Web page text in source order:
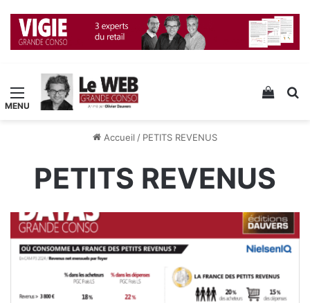
Menu Voir
Accueil / PETITS REVENUS
PETITS REVENUS